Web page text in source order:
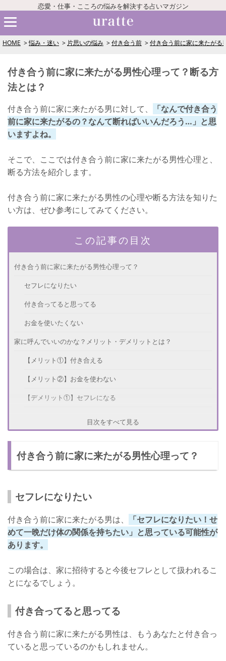
恋愛・仕事・こころの悩みを解決する占いマガジン
HOME 悩み・迷い 片思いの悩み 付き合う前 付き合う前に家に来たがる
付き合う前に家に来たがる男性心理って？断る方
法とは？
付き合う前に家に来たがる男に対して、
「なんで付き合う
前に家に来たがるの？なんて断ればいいんだろう…」と思
いますよね。
そこで、ここでは付き合う前に家に来たがる男性心理と、
断る方法を紹介します。
付き合う前に家に来たがる男性の心理や断る方法を知りた
い方は、ぜひ参考にしてみてください。
この記事の目次
付き合う前に家に来たがる男性心理って？
セフレになりたい
付き合ってると思ってる
お金を使いたくない
家に呼んでいいのかな？メリット・デメリットとは？
【メリット①】付き合える
【メリット②】お金を使わない
【デメリット①】セフレになる
正直に断る
家が汚いことを理由にする
行くところを指定する
体目的
断っても家に来たがる
断ると怒る
ちょっと危険な男かもしれません！
目次をすべて見る
付き合う前に家に来たがる男性心理って？
セフレになりたい
付き合う前に家に来たがる男は、
「セフレになりたい！せ
めて一晩だけ体の関係を持ちたい」と思っている可能性が
あります。
この場合は、家に招待すると今後セフレとして扱われるこ
とになるでしょう。
付き合ってると思ってる
付き合う前に家に来たがる男性は、もうあなたと付き合っ
ていると思っているのかもしれません。